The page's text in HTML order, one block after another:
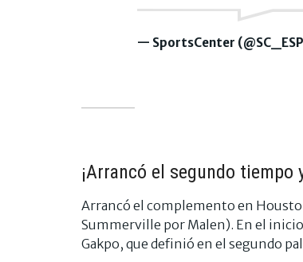
— SportsCenter
¡Arrancó el segundo tiempo
Arrancó el complemento en
Summerville por Malen). En el
Gakpo, que definió en el segundo